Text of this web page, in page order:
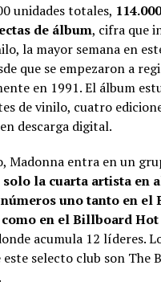
unidades totales,
de álbum, cifra que
la mayor semana en
que se empezaron a
en 1991. El álbum
de vinilo, cuatro
descarga digital.
Madonna entra en un
solo la cuarta artista en
uno tanto en el
en el Billboard Hot
acumula 12 líderes.
selecto club son The